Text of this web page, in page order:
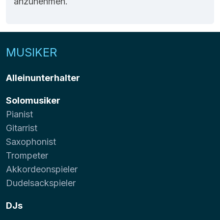
MUSIKER
Alleinunterhalter
Solomusiker
Pianist
Gitarrist
Saxophonist
Trompeter
Akkordeonspieler
Dudelsackspieler
DJs